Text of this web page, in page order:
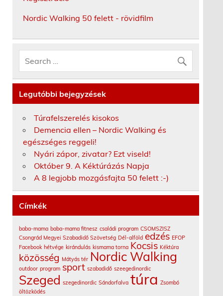
Nordic Walking 50 felett - rövidfilm
Legutóbbi bejegyzések
Túrafelszerelés kisokos
Demencia ellen – Nordic Walking és
egészséges reggeli!
Nyári zápor, zivatar? Ezt viseld!
Október 9. A Kéktúrázás Napja
A 8 legjobb mozgásfajta 50 felett :-)
Címkék
baba-mama baba-mama fitnesz családi program CSOMSZISZ
Csongrád Megyei Szabadidő Szövetség Dél-alföld edzés EFOP
Facebook hétvége kirándulás kismama torna Kocsis Kéktúra
közösség Mátyás tér Nordic Walking
outdoor program sport szabadidő szeegedinordic
Szeged szegedinordic Sándorfalva túra Zsombó
öltözködés